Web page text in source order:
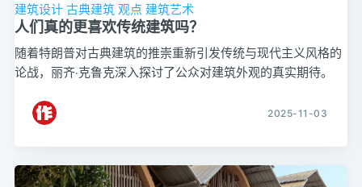
建筑设计 古典建筑 观点 建筑艺术
人们真的更喜欢传统建筑吗？
随着特朗普对古典建筑的推崇重新引发传统与现代主义风格的
论战，丽齐·克鲁克深入探讨了公众对建筑外观的真实期待。
2025-11-03